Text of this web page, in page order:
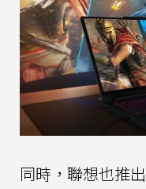
同時，聯想也推